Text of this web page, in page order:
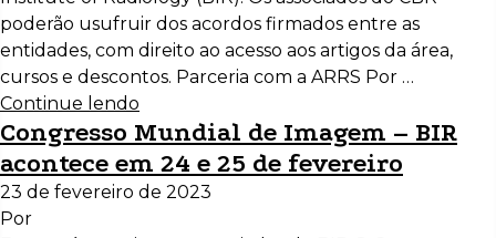
poderão usufruir dos acordos firmados entre as
entidades, com direito ao acesso aos artigos da área,
cursos e descontos. Parceria com a ARRS Por …
Continue lendo
Congresso Mundial de Imagem – BIR
acontece em 24 e 25 de fevereiro
23 de fevereiro de 2023
Por